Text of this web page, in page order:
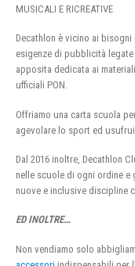
MUSICALI E RICREATIVE
Decathlon è vicino ai
esigenze di pubblicità
apposita dedicata ai
ufficiali PON.
Offriamo una carta scuola
agevolare lo sport ed
Dal 2016 inoltre, Decathlon
nelle scuole di ogni ordine
nuove e inclusive discipline
ED INOLTRE…
Non vendiamo solo